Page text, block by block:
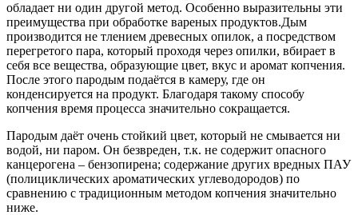
обладает ни один другой метод. Особенно выразительны эти
преимущества при обработке вареных продуктов.Дым
производится не тлением древесных опилок, а посредством
перегретого пара, который проходя через опилки, вбирает в
себя все вещества, образующие цвет, вкус и аромат копчения.
После этого пародым подаётся в камеру, где он
конденсируется на продукт. Благодаря такому способу
копчения время процесса значительно сокращается.
Пародым даёт очень стойкий цвет, который не смывается ни
водой, ни паром. Он безвреден, т.к. не содержит опасного
канцерогена – бензопирена; содержание других вредных ПАУ
(полициклических ароматических углеводородов) по
сравнению с традиционным методом копчения значительно
ниже.